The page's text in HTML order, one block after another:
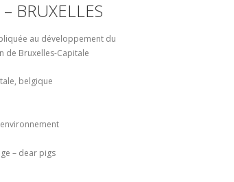
BRUXELLES
au développement du
de Bruxelles-Capitale
belgique
– dear pigs